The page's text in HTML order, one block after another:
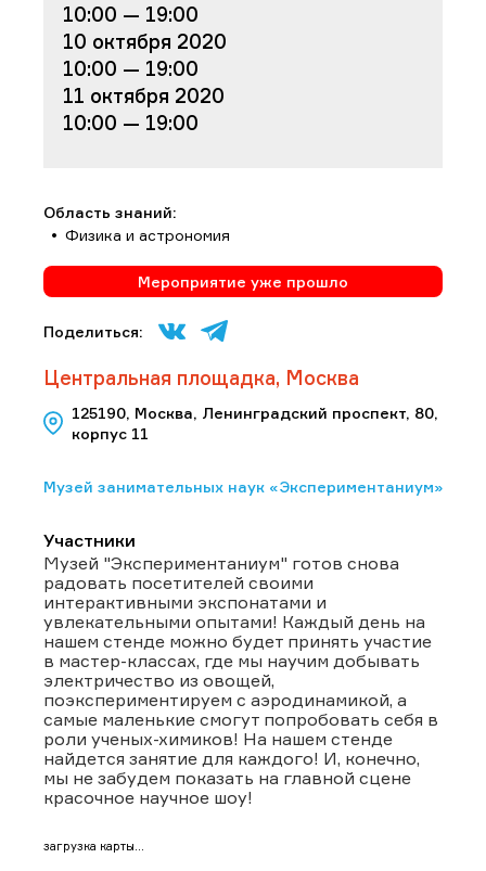
10:00 — 19:00
10 октября 2020
10:00 — 19:00
11 октября 2020
10:00 — 19:00
Область знаний:
Физика и астрономия
Мероприятие уже прошло
Поделиться:
Центральная площадка, Москва
125190, Москва, Ленинградский проспект, 80,
корпус 11
Музей занимательных наук «Экспериментаниум»
Участники
Музей "Экспериментаниум" готов снова
радовать посетителей своими
интерактивными экспонатами и
увлекательными опытами! Каждый день на
нашем стенде можно будет принять участие
в мастер-классах, где мы научим добывать
электричество из овощей,
поэкспериментируем с аэродинамикой, а
самые маленькие смогут попробовать себя в
роли ученых-химиков! На нашем стенде
найдется занятие для каждого! И, конечно,
мы не забудем показать на главной сцене
красочное научное шоу!
загрузка карты...